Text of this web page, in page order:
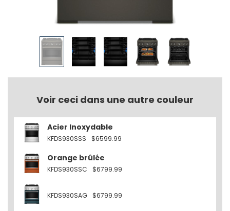
Voir ceci dans une autre couleur
Acier Inoxydable
KFDS930SSS $6599.99
Orange brûlée
KFDS930SSC $6799.99
KFDS930SAG $6799.99